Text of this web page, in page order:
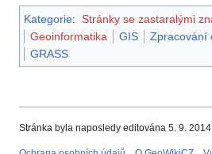
Kategorie: Stránky se zastaralými
Geoinformatika
GIS
Zpracování
GRASS
Stránka byla naposledy editována 5. 9. 2014